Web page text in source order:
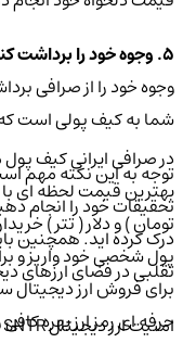
5. وجوه خود را برداشت کنید:
وجوه خود را از صرافی
شما به کیف پولی است
تحقیقات خود را انجام
درک کرده اید. همچنین
تقلبی در فضای ارزهای
امنیت ارز دیجیتال SNTR
بهترین قیمت لحظه ای با
تومان ) و دلار ( تتر )
پول شخصی خود واریز و
برای فروش ارز دیجیتال
حرفه ای رمز ارز بهره